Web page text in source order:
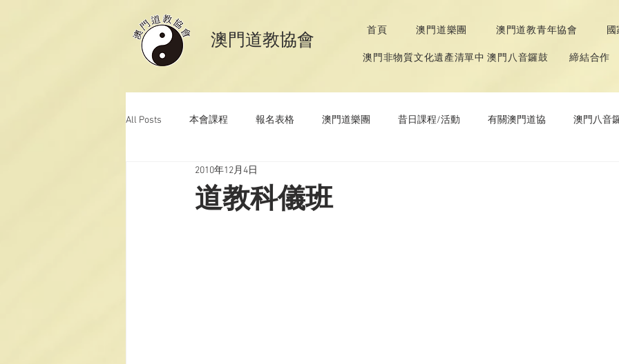
​澳門道教協會 首頁 澳門道樂團 澳門道教青年協會
澳門非物質文化遺產清單中 澳門八音鑼鼓 締結合作
All Posts 本會課程 報名表格 澳門道樂團 昔日課程/活動 有關澳門道協 澳門八音
澳門道教科儀音樂
道教科儀班
2010年12月4日